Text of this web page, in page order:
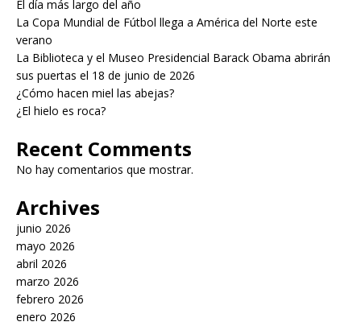
El día más largo del año
La Copa Mundial de Fútbol llega a América del Norte este
verano
La Biblioteca y el Museo Presidencial Barack Obama abrirán
sus puertas el 18 de junio de 2026
¿Cómo hacen miel las abejas?
¿El hielo es roca?
Recent Comments
No hay comentarios que mostrar.
Archives
junio 2026
mayo 2026
abril 2026
marzo 2026
febrero 2026
enero 2026